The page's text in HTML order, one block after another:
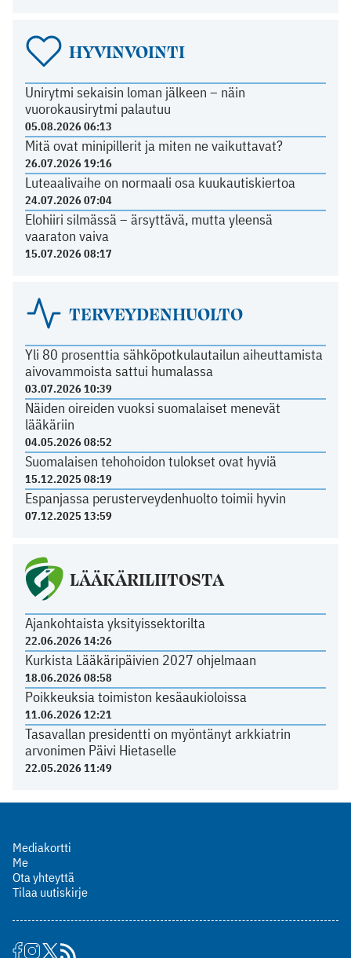
HYVINVOINTI
Unirytmi sekaisin loman jälkeen – näin
vuorokausirytmi palautuu
05.08.2026 06:13
Mitä ovat minipillerit ja miten ne vaikuttavat?
26.07.2026 19:16
Luteaalivaihe on normaali osa kuukautiskiertoa
24.07.2026 07:04
Elohiiri silmässä – ärsyttävä, mutta yleensä
vaaraton vaiva
15.07.2026 08:17
TERVEYDENHUOLTO
Yli 80 prosenttia sähköpotkulautailun aiheuttamista
aivovammoista sattui humalassa
03.07.2026 10:39
Näiden oireiden vuoksi suomalaiset menevät
lääkäriin
04.05.2026 08:52
Suomalaisen tehohoidon tulokset ovat hyviä
15.12.2025 08:19
Espanjassa perusterveydenhuolto toimii hyvin
07.12.2025 13:59
LÄÄKÄRILIITOSTA
Ajankohtaista yksityissektorilta
22.06.2026 14:26
Kurkista Lääkäripäivien 2027 ohjelmaan
18.06.2026 08:58
Poikkeuksia toimiston kesäaukioloissa
11.06.2026 12:21
Tasavallan presidentti on myöntänyt arkkiatrin
arvonimen Päivi Hietaselle
22.05.2026 11:49
Mediakortti
Me
Ota yhteyttä
Tilaa uutiskirje